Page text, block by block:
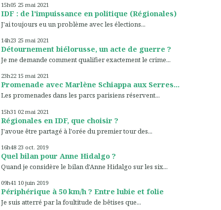
15h05 25 mai 2021
IDF : de l'impuissance en politique (Régionales)
J'ai toujours eu un problème avec les élections...
14h23 25 mai 2021
Détournement biélorusse, un acte de guerre ?
Je me demande comment qualifier exactement le crime...
23h22 15 mai 2021
Promenade avec Marlène Schiappa aux Serres...
Les promenades dans les parcs parisiens réservent...
15h31 02 mai 2021
Régionales en IDF, que choisir ?
J'avoue être partagé à l'orée du premier tour des...
16h48 23 oct. 2019
Quel bilan pour Anne Hidalgo ?
Quand je considère le bilan d'Anne Hidalgo sur les six...
09h41 10 juin 2019
Périphérique à 50 km/h ? Entre lubie et folie
Je suis atterré par la foultitude de bêtises que...